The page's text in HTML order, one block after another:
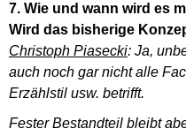
7. Wie und wann wird es
Wird das bisherige
Christoph Piasecki: Ja,
auch noch gar nicht alle
Erzählstil usw. betrifft.
Fester Bestandteil bleibt